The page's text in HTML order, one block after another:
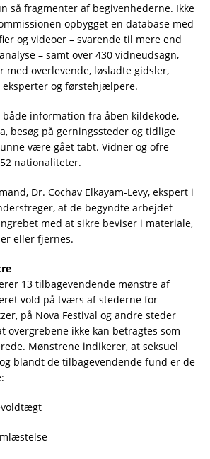
så fragmenter af begivenhederne. Ikke
opbygget en database med
og videoer – svarende til mere end
– samt over 430 vidneudsagn,
med overlevende, løsladte gidsler,
og førstehjælpere.
information fra åben kildekode,
besøg på gerningssteder og tidlige
være gået tabt. Vidner og ofre
nationaliteter.
Dr. Cochav Elkayam-Levy, ekspert i
at de begyndte arbejdet
med at sikre beviser i materiale,
eller fjernes.
13 tilbagevendende mønstre af
vold på tværs af stederne for
på Nova Festival og andre steder
overgrebene ikke kan betragtes som
Mønstrene indikerer, at seksuel
blandt de tilbagevendende fund er de